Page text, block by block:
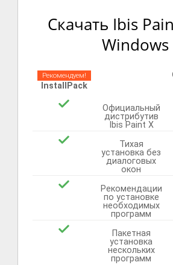
Скачать Ibis
Windows
Рекомендуем!
InstallPack
Официальный
дистрибутив
Ibis Paint X
Тихая
установка без
диалоговых
окон
Рекомендации
по установке
необходимых
программ
Пакетная
установка
нескольких
программ